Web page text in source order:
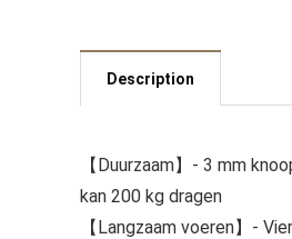
Description
【Duurzaam】- 3 mm
kan 200 kg dragen
【Langzaam voeren】-